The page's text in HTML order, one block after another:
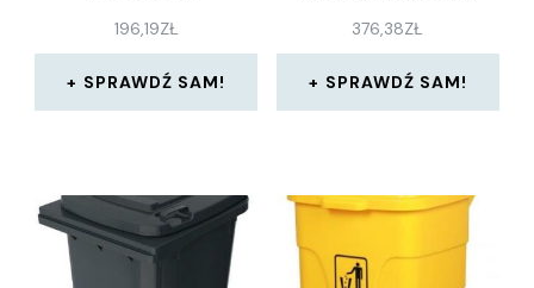
196,19ZŁ
SPRAWDŹ SAM!
376,38ZŁ
SPRAWDŹ SAM!